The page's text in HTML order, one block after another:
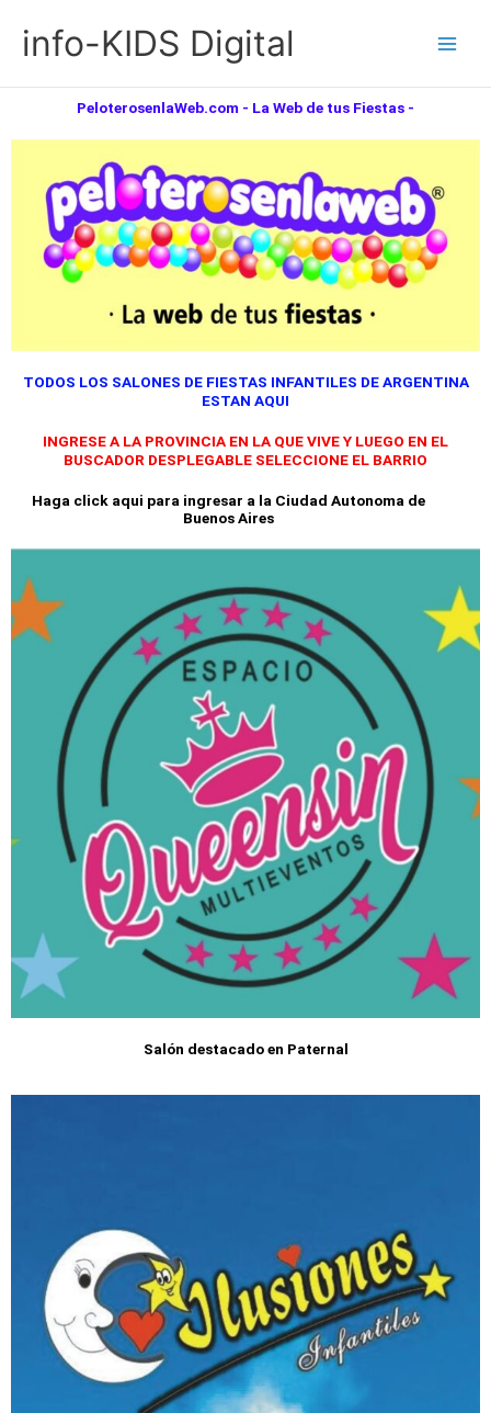
contenido
info-KIDS Digital
PeloterosenlaWeb.com - La Web de tus Fiestas -
TODOS LOS SALONES DE FIESTAS INFANTILES DE ARGENTINA
ESTAN AQUI
INGRESE A LA PROVINCIA EN LA QUE VIVE Y LUEGO EN EL
BUSCADOR DESPLEGABLE SELECCIONE EL BARRIO
Haga click aqui para ingresar a la Ciudad Autonoma de
Buenos Aires
Salón destacado en Paternal